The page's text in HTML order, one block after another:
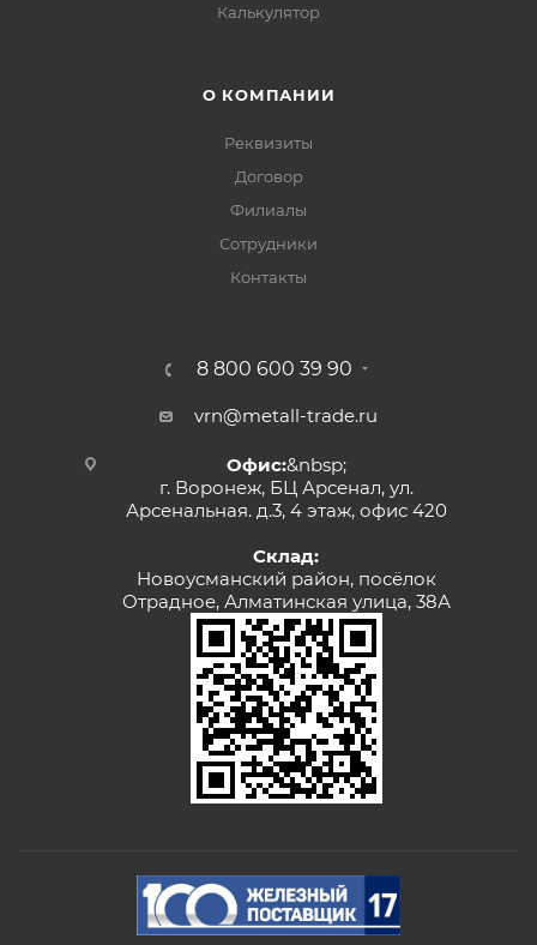
Калькулятор
О КОМПАНИИ
Реквизиты
Договор
Филиалы
Сотрудники
Контакты
8 800 600 39 90
vrn@metall-trade.ru
Офис:&nbsp;
г. Воронеж, БЦ Арсенал, ул.
Арсенальная. д.3, 4 этаж, офис 420
Склад:
Новоусманский район, посёлок
Отрадное, Алматинская улица, 38А